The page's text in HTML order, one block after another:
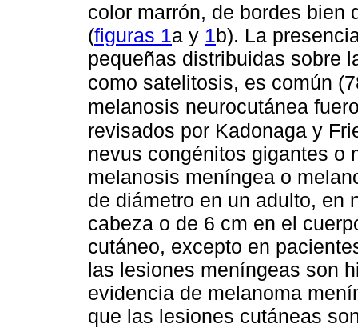
color marrón, de bordes
(figuras 1a y 1b). La
pequeñas distribuidas sobre
como satelitosis, es común
melanosis neurocutánea
revisados por Kadonaga y
nevus congénitos gigantes o
melanosis meníngea o
de diámetro en un adulto, en
cabeza o de 6 cm en el
cutáneo, excepto en
las lesiones meníngeas son
evidencia de melanoma
que las lesiones cutáneas